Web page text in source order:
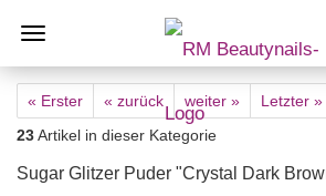
« Erster « zurück weiter »
Letzter »
23Artikel in dieser Kategorie
Sugar Glitzer Puder "Crystal Dark